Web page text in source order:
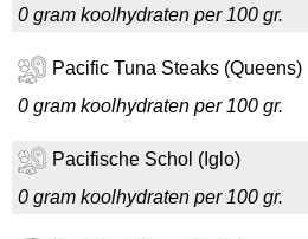
0 gram koolhydraten per 100 gr.
Pacific Tuna Steaks (Queens)
0 gram koolhydraten per 100 gr.
Pacifische Schol (Iglo)
0 gram koolhydraten per 100 gr.